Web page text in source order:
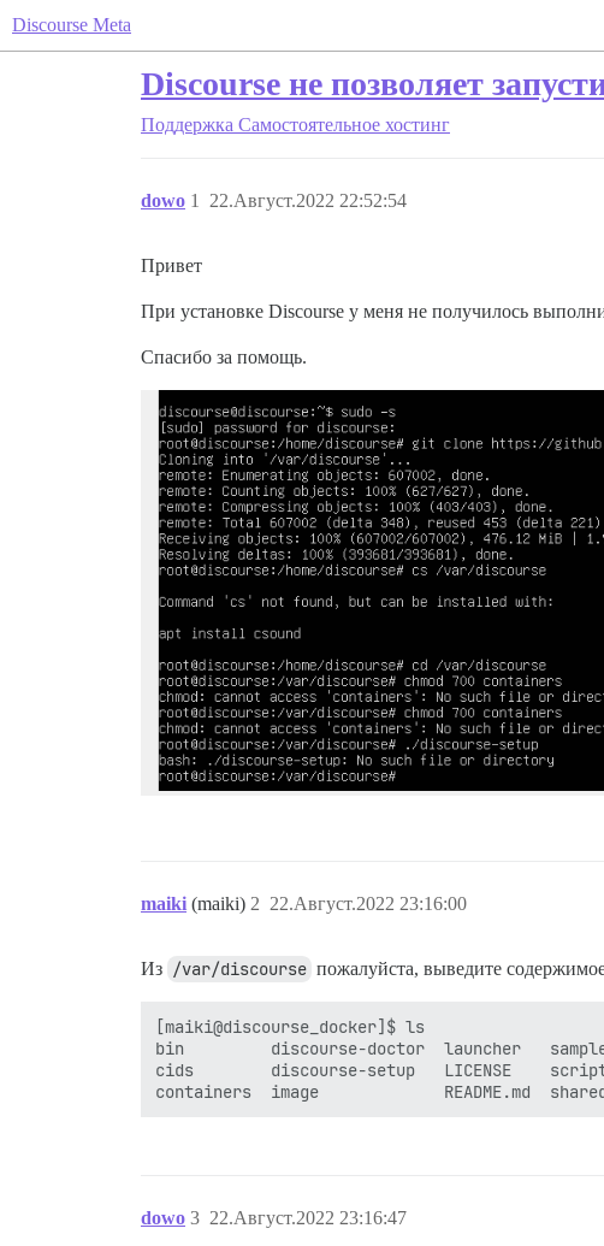
Discourse Meta
Discourse не позволяет
Поддержка Самостоятельное хостинг
dowo 22.Август.2022 22:52:54
1
Привет
При установке Discourse у меня не получилось
Спасибо за помощь.
maiki (maiki) 22.Август.2022 23:16:00
2
Из /var/discourse пожалуйста, выведите
[maiki@discourse_docker]$ ls
bin         discourse-doctor  launcher
cids        discourse-setup   LICENSE
dowo 22.Август.2022 23:16:47
3